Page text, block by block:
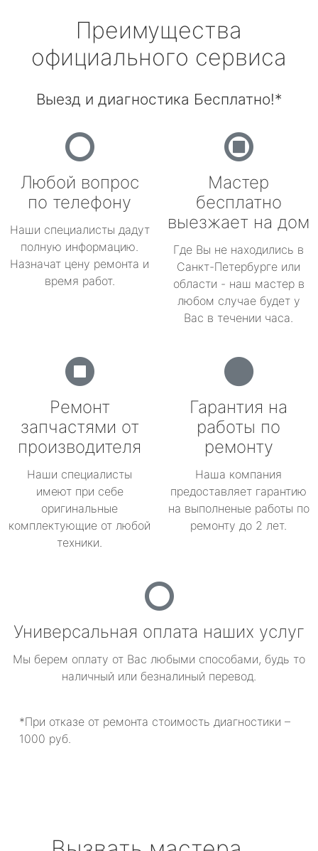
Преимущества
официального сервиса
Выезд и диагностика Бесплатно!*
Любой вопрос
по телефону
Наши специалисты дадут
полную информацию.
Назначат цену ремонта и
время работ.
Мастер
бесплатно
выезжает на дом
Где Вы не находились в
Санкт-Петербурге или
области - наш мастер в
любом случае будет у
Вас в течении часа.
Ремонт
запчастями от
производителя
Наши специалисты
имеют при себе
оригинальные
комплектующие от любой
техники.
Гарантия на
работы по
ремонту
Наша компания
предоставляет гарантию
на выполненые работы по
ремонту до 2 лет.
Универсальная оплата наших услуг
Мы берем оплату от Вас любыми способами, будь то
наличный или безналиный перевод.
*При отказе от ремонта стоимость диагностики –
1000 руб.